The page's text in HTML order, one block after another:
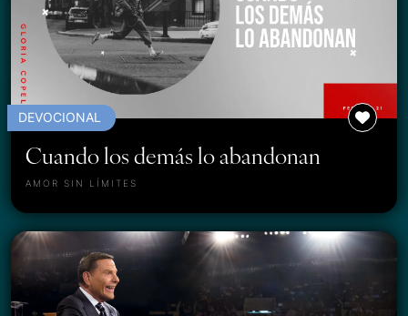
DEVOCIONAL
Cuando los demás lo abandonan
AMOR SIN LÍMITES